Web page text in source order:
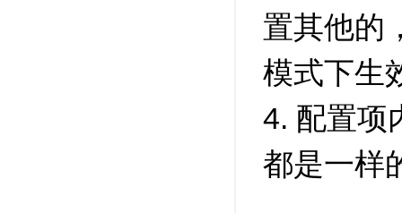
置其他的
模式下生
4. 配置项
都是一样